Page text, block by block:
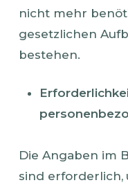
nicht mehr
gesetzlichen
bestehen.
Die Angaben im
sind erforderlich,